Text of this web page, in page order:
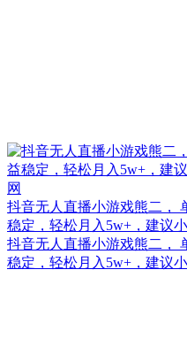
抖音无人直播小游戏熊二，
稳定，轻松月入5w+，建议
抖音无人直播小游戏熊二，
稳定，轻松月入5w+，建议